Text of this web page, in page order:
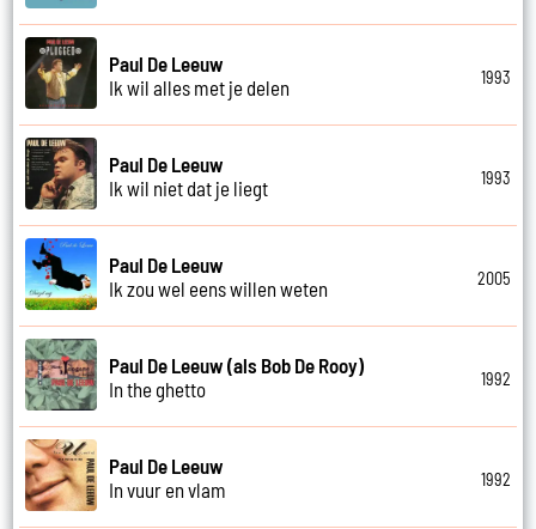
Paul De Leeuw
Ik wil alles met je delen
1993
Paul De Leeuw
Ik wil niet dat je liegt
1993
Paul De Leeuw
Ik zou wel eens willen weten
2005
Paul De Leeuw (als Bob De Rooy)
In the ghetto
1992
Paul De Leeuw
In vuur en vlam
1992